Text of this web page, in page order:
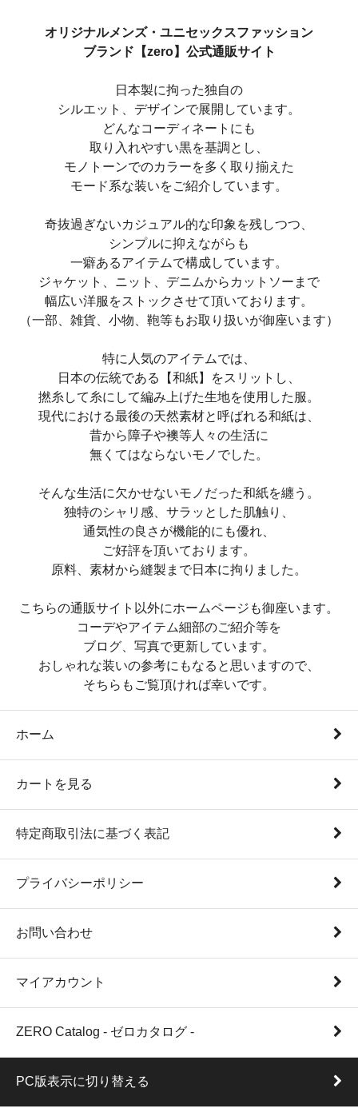
オリジナルメンズ・ユニセックスファッション
ブランド【zero】公式通販サイト
日本製に拘った独自の
シルエット、デザインで展開しています。
どんなコーディネートにも
取り入れやすい黒を基調とし、
モノトーンでのカラーを多く取り揃えた
モード系な装いをご紹介しています。
奇抜過ぎないカジュアル的な印象を残しつつ、
シンプルに抑えながらも
一癖あるアイテムで構成しています。
ジャケット、ニット、デニムからカットソーまで
幅広い洋服をストックさせて頂いております。
（一部、雑貨、小物、鞄等もお取り扱いが御座います）
特に人気のアイテムでは、
日本の伝統である【和紙】をスリットし、
撚糸して糸にして編み上げた生地を使用した服。
現代における最後の天然素材と呼ばれる和紙は、
昔から障子や襖等人々の生活に
無くてはならないモノでした。
そんな生活に欠かせないモノだった和紙を纏う。
独特のシャリ感、サラッとした肌触り、
通気性の良さが機能的にも優れ、
ご好評を頂いております。
原料、素材から縫製まで日本に拘りました。
こちらの通販サイト以外にホームページも御座います。
コーデやアイテム細部のご紹介等を
ブログ、写真で更新しています。
おしゃれな装いの参考にもなると思いますので、
そちらもご覧頂ければ幸いです。
ホーム
カートを見る
特定商取引法に基づく表記
プライバシーポリシー
お問い合わせ
マイアカウント
ZERO Catalog - ゼロカタログ -
PC版表示に切り替える